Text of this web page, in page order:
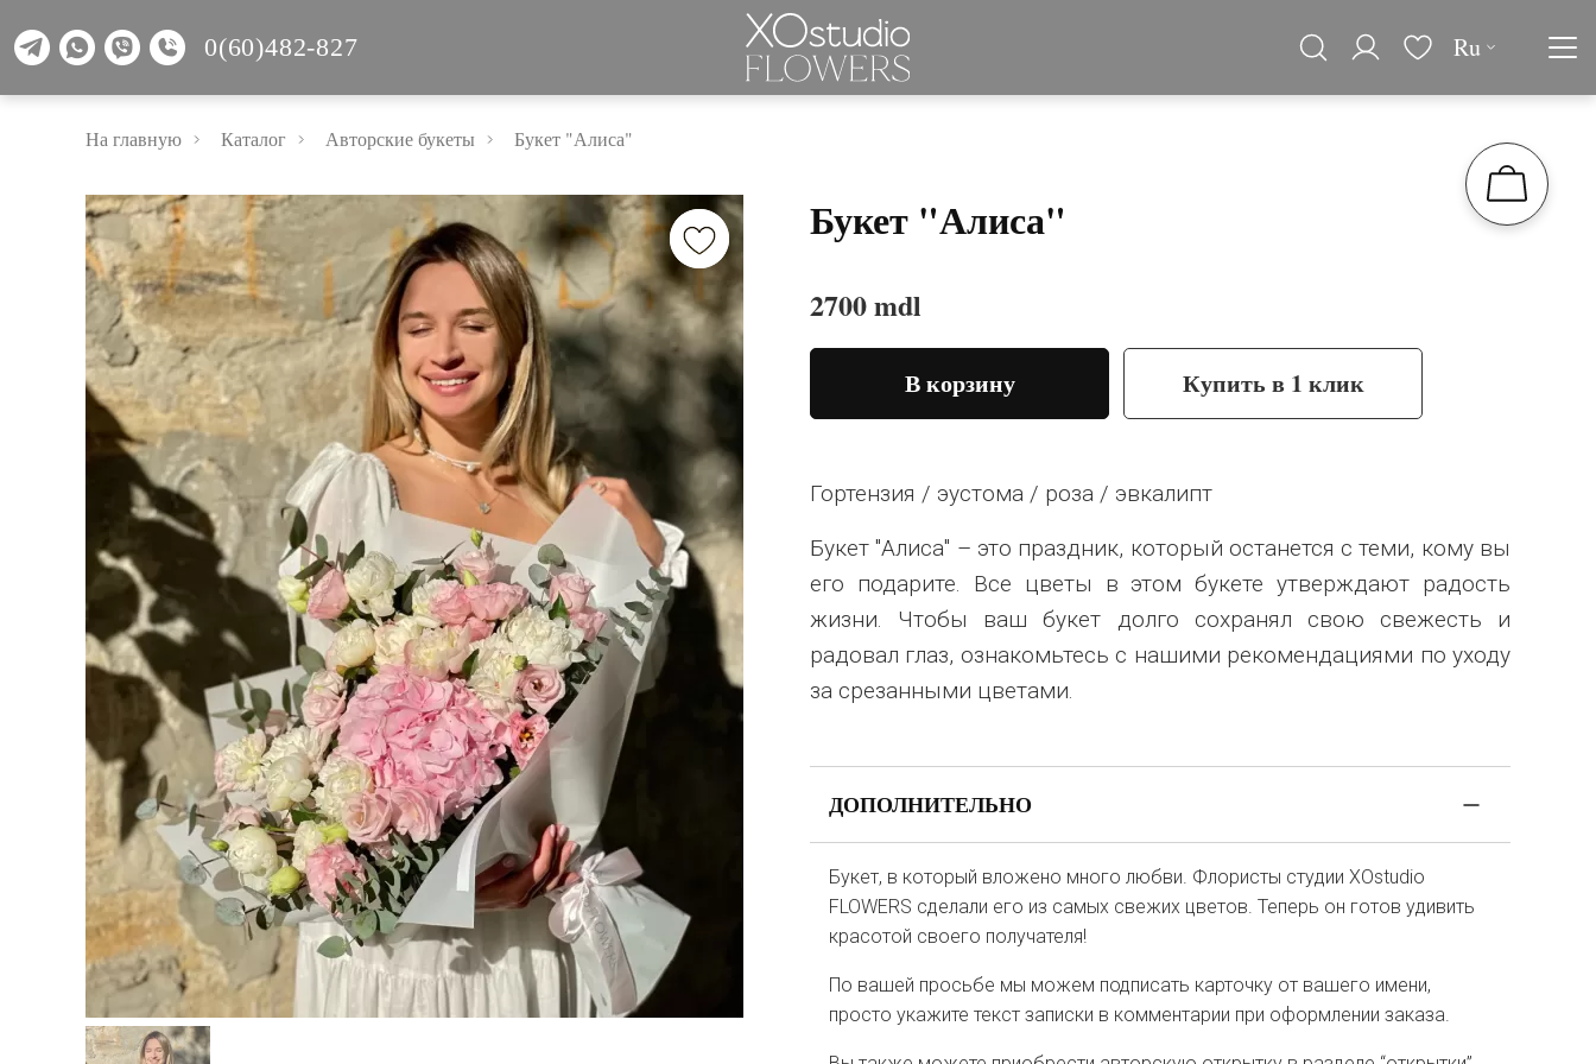
0(60)482-827 Ru
На главную Каталог Авторские букеты Букет "Алиса"
Букет "Алиса"
2700 mdl
В корзину Купить в 1 клик
Гортензия / эустома / роза / эвкалипт
Букет "Алиса" – это праздник, который останется с теми, кому вы
его подарите. Все цветы в этом букете утверждают радость
жизни. Чтобы ваш букет долго сохранял свою свежесть и
радовал глаз, ознакомьтесь с нашими рекомендациями по уходу
за срезанными цветами.
ДОПОЛНИТЕЛЬНО
Букет, в который вложено много любви. Флористы студии XOstudio
FLOWERS сделали его из самых свежих цветов. Теперь он готов удивить
красотой своего получателя!
По вашей просьбе мы можем подписать карточку от вашего имени,
просто укажите текст записки в комментарии при оформлении заказа.